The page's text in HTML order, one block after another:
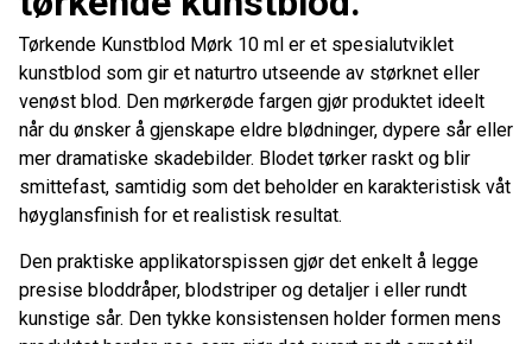
Tørkende Kunstblod Mørk 10 ml er et spesialutviklet
kunstblod som gir et naturtro utseende av størknet eller
venøst blod. Den mørkerøde fargen gjør produktet ideelt
når du ønsker å gjenskape eldre blødninger, dypere sår eller
mer dramatiske skadebilder. Blodet tørker raskt og blir
smittefast, samtidig som det beholder en karakteristisk våt
høyglansfinish for et realistisk resultat.
Den praktiske applikatorspissen gjør det enkelt å legge
presise bloddråper, blodstriper og detaljer i eller rundt
kunstige sår. Den tykke konsistensen holder formen mens